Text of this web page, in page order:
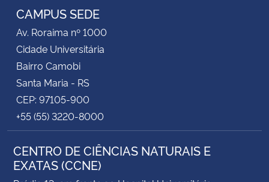
CAMPUS SEDE
Av. Roraima nº 1000
Cidade Universitária
Bairro Camobi
Santa Maria - RS
CEP: 97105-900
+55 (55) 3220-8000
CENTRO DE CIÊNCIAS NATURAIS E
EXATAS (CCNE)